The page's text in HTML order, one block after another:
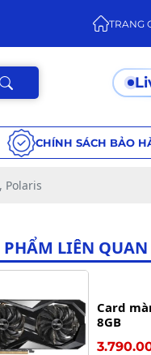
TRANG
CHÍNH SÁCH BẢO
Polaris
PHẨM LIÊN QUAN
Card
8GB